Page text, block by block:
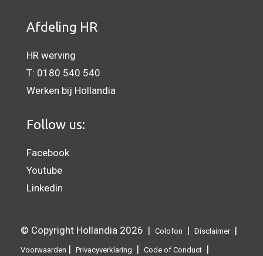
Afdeling HR
HR werving
T: 0180 540 540
Werken bij Hollandia
Follow us:
Facebook
Youtube
Linkedin
© Copyright Hollandia 2026 | Colofon | Disclaimer|
Voorwaarden | Privacyverklaring | Code of Conduct |